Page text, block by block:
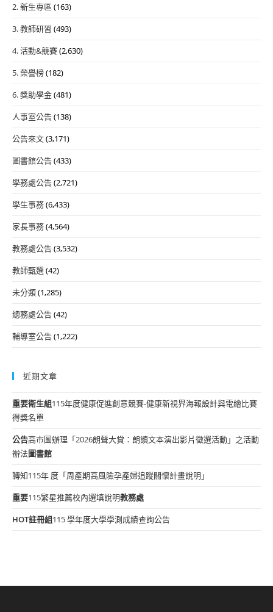
2. 新生專區 (163)
3. 教師研習 (493)
4. 活動&競賽(2,630)
5. 榮譽榜(182)
6. 獎助學金(481)
人事室公告(138)
公告來文(3,171)
圖書館公告(433)
學務處公告(2,721)
學生事務(6,433)
家長事務(4,564)
教務處公告(3,532)
教師甄選(42)
未分類(1,285)
總務處公告(42)
輔導室公告(1,222)
近期文章
重要衛生組115年度健康促進創意競賽-健康新視界海報設計與電繪比賽
得獎名單
公告高市圖辦理「2026朗聲大賞：朗讀文本演出影片徵選活動」之活動
辦法圖書館
轉知115年 度「周產期高風險孕產婦追蹤關懷計畫說明」
重要115繁星推薦校內選填說明教務處
HOT註冊組115 學年度大學學測成績查詢公告